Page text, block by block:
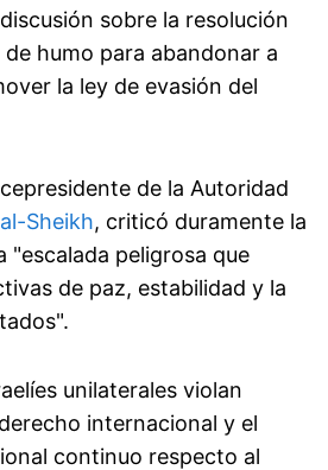
sobre la resolución
humo para abandonar a
la ley de evasión del
de la Autoridad
Sheikh, criticó duramente la
"escalada peligrosa que
de paz, estabilidad y la
unilaterales violan
internacional y el
continuo respecto al